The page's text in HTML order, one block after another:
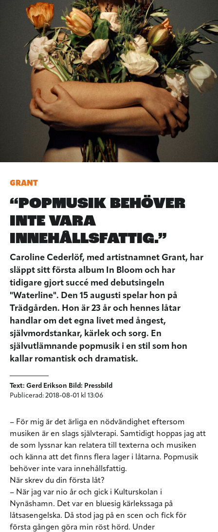
GRANT
“POPMUSIK BEHÖVER
INTE VARA
INNEHÅLLSFATTIG.”
Caroline Cederlöf, med artistnamnet Grant, har
släppt sitt första album In Bloom och har
tidigare gjort succé med debutsingeln
"Waterline". Den 15 augusti spelar hon på
Trädgården. Hon är 23 år och hennes låtar
handlar om det egna livet med ångest,
självmordstankar, kärlek och sorg. En
självutlämnande popmusik i en stil som hon
kallar romantisk och dramatisk.
Text: Gerd Erikson Bild: Pressbild
Publicerad: 2018-08-01 kl 13:06
– För mig är det ärliga en nödvändighet eftersom
musiken är en slags självterapi. Samtidigt hoppas jag att
de som lyssnar kan relatera till texterna och musiken
och känna att det finns flera lager i låtarna. Popmusik
behöver inte vara innehållsfattig.
När skrev du din första låt?
– När jag var nio år och gick i Kulturskolan i
Nynäshamn. Det var en bluesig kärlekssaga på
låtsasengelska. Då stod jag på en scen och fick för
första gången göra min röst hörd. Under